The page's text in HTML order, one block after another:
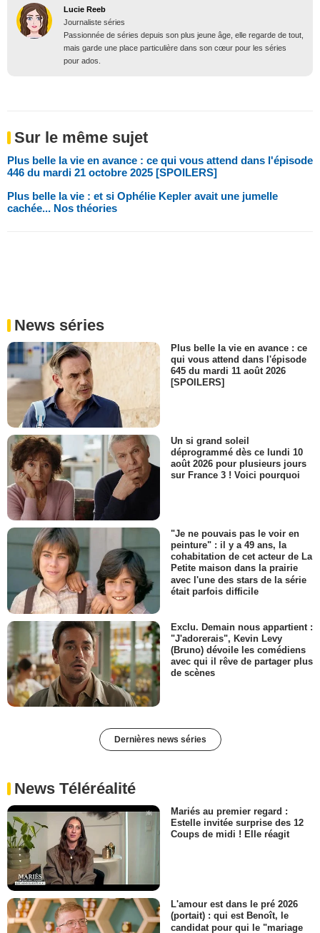
Lucie Reeb
Journaliste séries
Passionnée de séries depuis son plus jeune âge, elle regarde de tout,
mais garde une place particulière dans son cœur pour les séries
pour ados.
Sur le même sujet
Plus belle la vie en avance : ce qui vous attend dans l'épisode
446 du mardi 21 octobre 2025 [SPOILERS]
Plus belle la vie : et si Ophélie Kepler avait une jumelle
cachée... Nos théories
News séries
Plus belle la vie en avance : ce
qui vous attend dans l'épisode
645 du mardi 11 août 2026
[SPOILERS]
Un si grand soleil
déprogrammé dès ce lundi 10
août 2026 pour plusieurs jours
sur France 3 ! Voici pourquoi
"Je ne pouvais pas le voir en
peinture" : il y a 49 ans, la
cohabitation de cet acteur de La
Petite maison dans la prairie
avec l'une des stars de la série
était parfois difficile
Exclu. Demain nous appartient :
"J'adorerais", Kevin Levy
(Bruno) dévoile les comédiens
avec qui il rêve de partager plus
de scènes
Dernières news séries
News Téléréalité
Mariés au premier regard :
Estelle invitée surprise des 12
Coups de midi ! Elle réagit
L'amour est dans le pré 2026
(portait) : qui est Benoît, le
candidat pour qui le "mariage